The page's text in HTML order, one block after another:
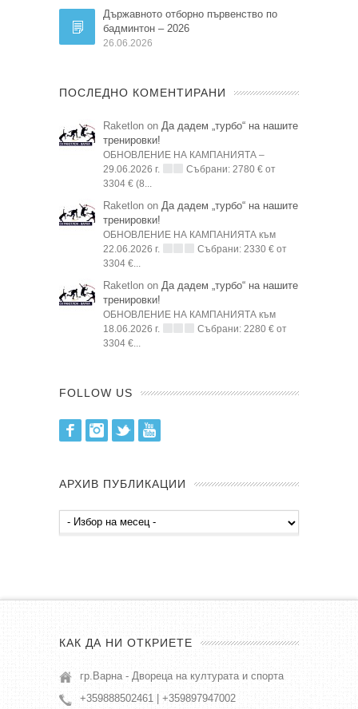
Държавното отборно първенство по
бадминтон – 2026
26.06.2026
ПОСЛЕДНО КОМЕНТИРАНИ
Raketlon on Да дадем „турбо“ на нашите
тренировки!
ОБНОВЛЕНИЕ НА КАМПАНИЯТА –
29.06.2026 г.
Събрани: 2780 € от
3304 € (8...
Raketlon on Да дадем „турбо“ на нашите
тренировки!
ОБНОВЛЕНИЕ НА КАМПАНИЯТА към
22.06.2026 г.
Събрани: 2330 € от
3304 €...
Raketlon on Да дадем „турбо“ на нашите
тренировки!
ОБНОВЛЕНИЕ НА КАМПАНИЯТА към
18.06.2026 г.
Събрани: 2280 € от
3304 €...
FOLLOW US
FacebookInstagram
Twitter
АРХИВ ПУБЛИКАЦИИ
Архив
публикации
КАК ДА НИ ОТКРИЕТЕ
гр.Варна - Двореца на културата и спорта
+359888502461 | +359897947002